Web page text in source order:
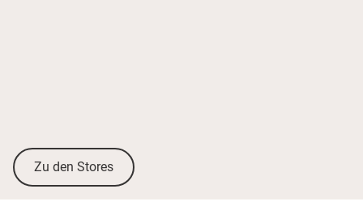
Zu den Stores